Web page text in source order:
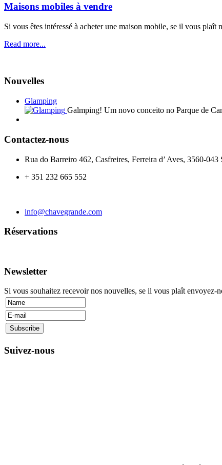
Maisons mobiles à vendre
Si vous êtes intéressé à acheter une maison mobile, se il vous
Read more...
Nouvelles
Glamping
Galmping! Um novo conceito no Parque de
Contactez-nous
Rua do Barreiro 462, Casfreires, Ferreira d’ Aves, 3560-043
+ 351 232 665 552
info@chavegrande.com
Réservations
Newsletter
Si vous souhaitez recevoir nos nouvelles, se il vous plaît envoyez-
Suivez-nous